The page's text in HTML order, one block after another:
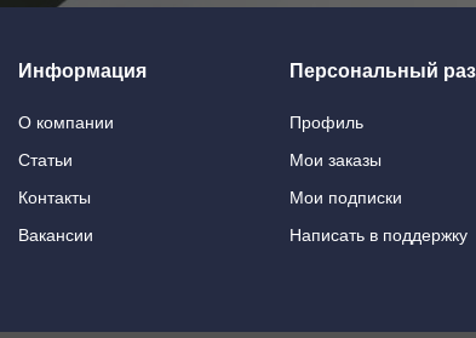
Информация
О компании
Статьи
Контакты
Вакансии
Персональный
Профиль
Мои заказы
Мои подписки
Написать в поддержку